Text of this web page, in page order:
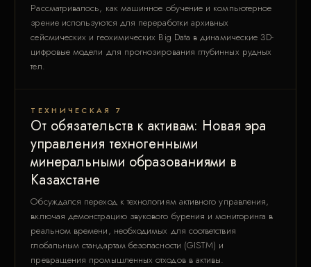
Рассматривалось, как машинное обучение и компьютерное
зрение используются для переработки архивных
сейсмических и геохимических Big Data в динамические 3D-
цифровые модели для прогнозирования глубинных рудных
тел.
ТЕХНИЧЕСКАЯ 7
От обязательств к активам: Новая эра
управления техногенными
минеральными образованиями в
Казахстане
Обсуждался переход к технологиям активного управления,
включая демонстрацию звукового бурения и мониторинга в
реальном времени, необходимых для соответствия
глобальным стандартам безопасности (GISTM) и
превращения промышленных отходов в активы.